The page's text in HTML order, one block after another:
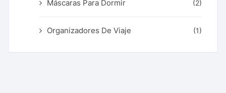
Máscaras Para Dormir (2)
Organizadores De Viaje (1)